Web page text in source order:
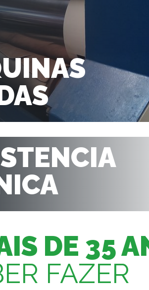
DE 35
FAZER